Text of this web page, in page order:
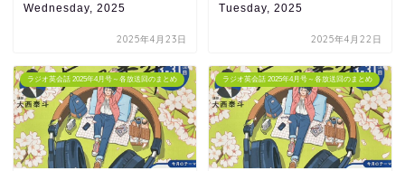
Wednesday, 2025
2025年4月23日
Tuesday, 2025
2025年4月22日
ラジオ英会話 2025年4月号～各放送回のまとめ ラジオ英会話 2025年4月号～各放送回のまとめ